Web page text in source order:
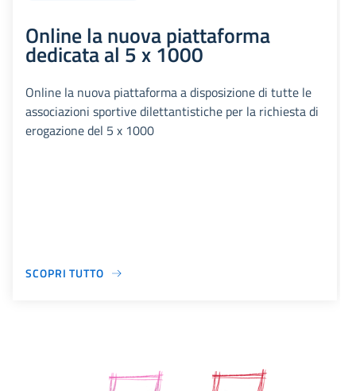
Online la nuova piattaforma
dedicata al 5 x 1000
Online la nuova piattaforma a disposizione di tutte le
associazioni sportive dilettantistiche per la richiesta di
erogazione del 5 x 1000
SCOPRI TUTTO